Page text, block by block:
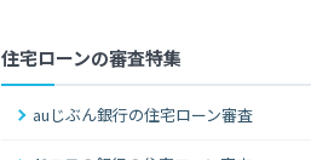
住宅ローンの審査特集
auじぶん銀行の住宅ローン審査